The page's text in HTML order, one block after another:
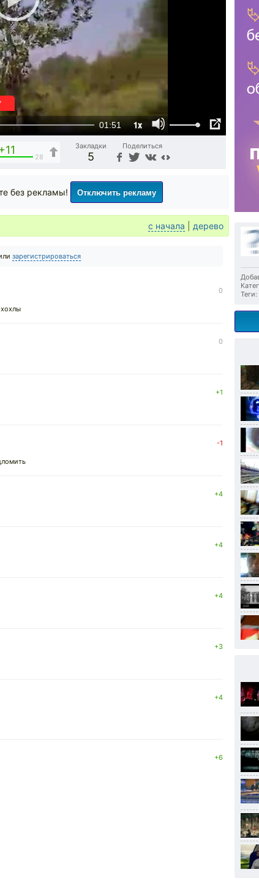
01:51 1x
28
Закладки
5
Поделиться
Теги:
без рекламы! Отключить рекламу
с начала дерево
зарегистрироваться
0
0
+1
-1
+4
+4
+4
+3
+4
+6